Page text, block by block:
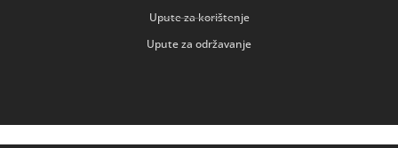
Upute za korištenje
Upute za održavanje